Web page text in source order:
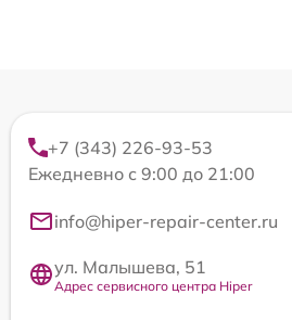
+7 (343) 226-93-53
Ежедневно с 9:00 до 21:00
info@hiper-repair-center.ru
ул. Малышева, 51
Адрес сервисного центра Hiper